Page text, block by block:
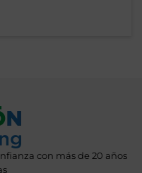
con más de 20 años